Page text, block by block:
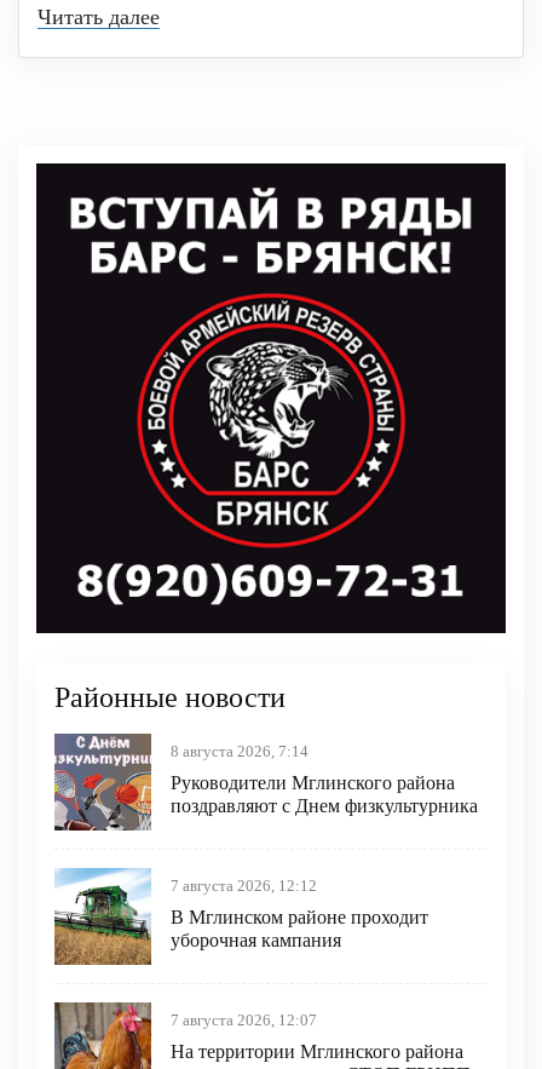
Читать далее
Районные новости
8 августа 2026, 7:14
Руководители Мглинского района
поздравляют с Днем физкультурника
7 августа 2026, 12:12
В Мглинском районе проходит
уборочная кампания
7 августа 2026, 12:07
На территории Мглинского района